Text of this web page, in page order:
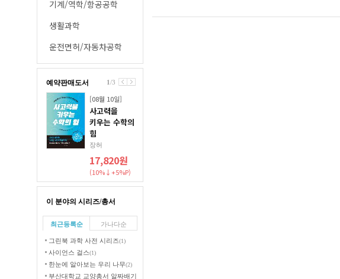
기계/역학/항공공학
생활과학
운전면허/자동차공학
1/3
예약판매도서
[08월 10일]
사고력을
키우는 수학의
힘
장허
17,820원
(10%↓+5%P)
이 분야의 시리즈/총서
최근등록순 가나다순
그린북 과학 사전 시리즈(1)
사이언스 걸스(1)
한눈에 알아보는 우리 나무(2)
부산대학교 교양총서 알짜배기